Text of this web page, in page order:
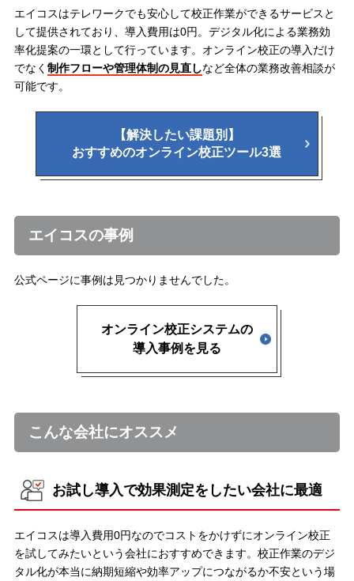
エイコスはテレワークでも安心して校正作業ができるサービスと
して提供されており、導入費用は0円。デジタル化による業務効
率化提案の一環として行っています。オンライン校正の導入だけ
でなく 制作フローや管理体制の見直しなど全体の業務改善相談が
可能です。
【解決したい課題別】
おすすめのオンライン校正ツール3選
エイコスの事例
公式ページに事例は見つかりませんでした。
オンライン校正システムの
導入事例を見る
こんな会社にオススメ
お試し導入で効果測定をしたい会社に最適
エイコスは導入費用0円なのでコストをかけずにオンライン校正
を試してみたいという会社におすすめできます。校正作業のデジ
タル化が本当に納期短縮や効率アップにつながるか不安という場